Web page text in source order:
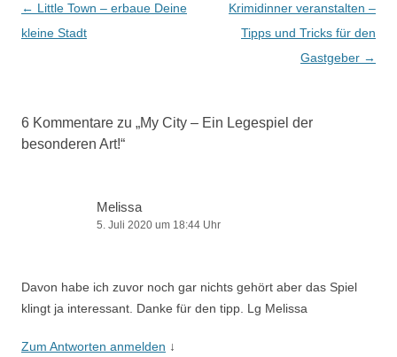
Beitragsnavigation
← Little Town – erbaue Deine
kleine Stadt
Krimidinner veranstalten –
Tipps und Tricks für den
Gastgeber →
6 Kommentare zu „My City – Ein Legespiel der
besonderen Art!“
Melissa
5. Juli 2020 um 18:44 Uhr
Davon habe ich zuvor noch gar nichts gehört aber das Spiel
klingt ja interessant. Danke für den tipp. Lg Melissa
Zum Antworten anmelden ↓